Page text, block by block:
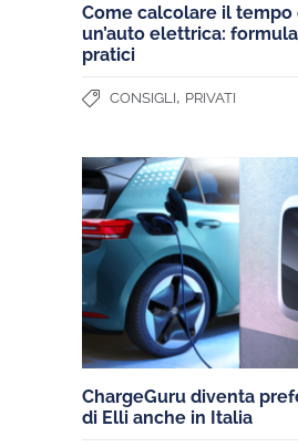
Come calcolare il tempo
un’auto elettrica:
pratici
CONSIGLI, PRIVATI
ChargeGuru diventa
di Elli anche in Italia